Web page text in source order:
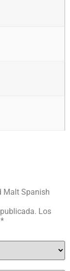
Malt Spanish
Los
*